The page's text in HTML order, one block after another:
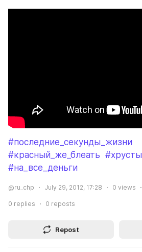
#последние_секунды_жизни
#красный_же_блеать #хрусты
#на_все_деньги
@ru_chp July 29, 2012, 17:28 0 views
0 replies 0 reposts
Repost